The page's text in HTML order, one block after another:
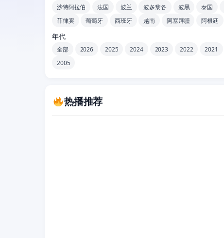
沙特阿拉伯
法国 波兰 波多黎各 波黑 泰国
菲律宾
葡萄牙 西班牙 越南 阿塞拜疆 阿根廷
年代
全部 2026 2025 2024 2023 2022 2021
2005
热播推荐